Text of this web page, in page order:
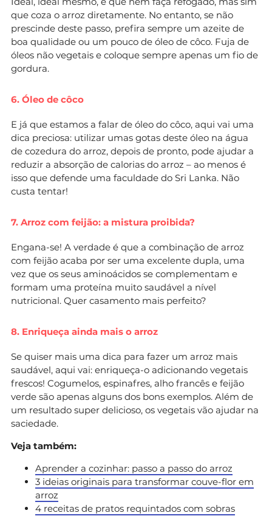
que coza o arroz diretamente. No entanto, se não
prescinde deste passo, prefira sempre um azeite de
boa qualidade ou um pouco de óleo de côco. Fuja de
óleos não vegetais e coloque sempre apenas um fio de
gordura.
6. Óleo de côco
E já que estamos a falar de óleo do côco, aqui vai uma
dica preciosa: utilizar umas gotas deste óleo na água
de cozedura do arroz, depois de pronto, pode ajudar a
reduzir a absorção de calorias do arroz – ao menos é
isso que defende uma faculdade do Sri Lanka. Não
custa tentar!
7. Arroz com feijão: a mistura proibida?
Engana-se! A verdade é que a combinação de arroz
com feijão acaba por ser uma excelente dupla, uma
vez que os seus aminoácidos se complementam e
formam uma proteína muito saudável a nível
nutricional. Quer casamento mais perfeito?
8. Enriqueça ainda mais o arroz
Se quiser mais uma dica para fazer um arroz mais
saudável, aqui vai: enriqueça-o adicionando vegetais
frescos! Cogumelos, espinafres, alho francês e feijão
verde são apenas alguns dos bons exemplos. Além de
um resultado super delicioso, os vegetais vão ajudar na
saciedade.
Veja também:
Aprender a cozinhar: passo a passo do arroz
3 ideias originais para transformar couve-flor em
arroz
4 receitas de pratos requintados com sobras